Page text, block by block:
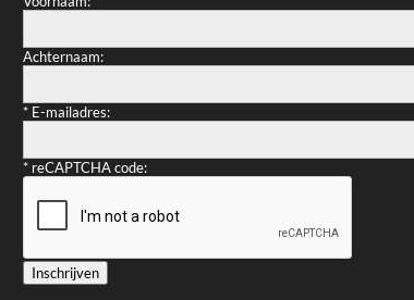
Achternaam:
*E-mailadres:
*reCAPTCHA code:
Inschrijven